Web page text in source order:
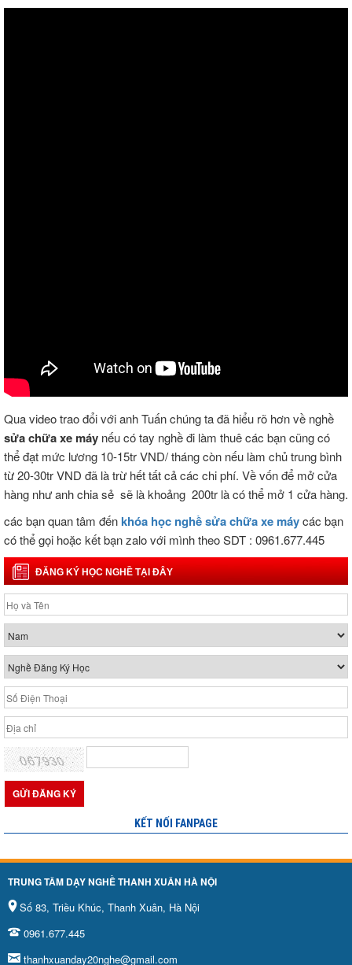
Qua video trao đổi với anh Tuấn chúng ta đã hiểu rõ hơn về nghề
sửa chữa xe máy nếu có tay nghề đi làm thuê các bạn cũng có
thể đạt mức lương 10-15tr VND/ tháng còn nếu làm chủ trung bình
từ 20-30tr VND đã là trừ hết tất cả các chi phí. Về vốn để mở cửa
hàng như anh chia sẻ sẽ là khoảng 200tr là có thể mở 1 cửa hàng.
các bạn quan tâm đếnkhóa học nghề sửa chữa xe máycác bạn
có thể gọi hoặc kết bạn zalo với mình theo SDT : 0961.677.445
ĐĂNG KÝ HỌC NGHỀ TẠI ĐÂY
KẾT NỐI FANPAGE
TRUNG TÂM DẠY NGHỀ THANH XUÂN HÀ NỘI
Số 83, Triều Khúc, Thanh Xuân, Hà Nội
0961.677.445
thanhxuanday20nghe@gmail.com